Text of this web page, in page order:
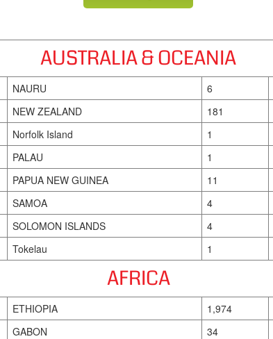
AUSTRALIA & OCEANIA
NAURU 6
NEW ZEALAND 181
Norfolk Island 1
PALAU
1
PAPUA NEW GUINEA
11
SAMOA
4
SOLOMON ISLANDS
4
Tokelau 1
AFRICA
ETHIOPIA 1,974
GABON 34